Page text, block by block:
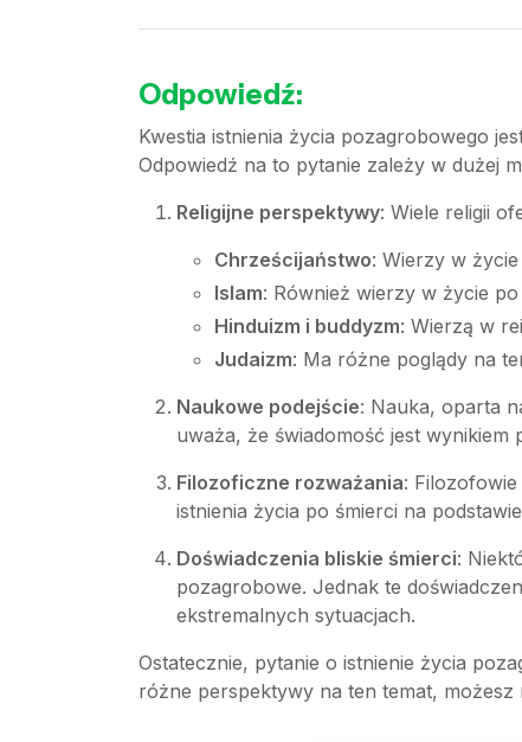
Odpowiedź:
Kwestia istnienia życia pozagrobowego
Odpowiedź na to pytanie zależy w dużej
Religijne perspektywy: Wiele religii
Chrześcijaństwo: Wierzy w
Islam: Również wierzy w życie
Hinduizm i buddyzm: Wierzą w
Judaizm: Ma różne poglądy na
Naukowe podejście: Nauka, oparta
uważa, że świadomość jest
Filozoficzne rozważania:
istnienia życia po śmierci na
Doświadczenia bliskie śmierci:
pozagrobowe. Jednak te
ekstremalnych sytuacjach.
Ostatecznie, pytanie o istnienie życia
różne perspektywy na ten temat,